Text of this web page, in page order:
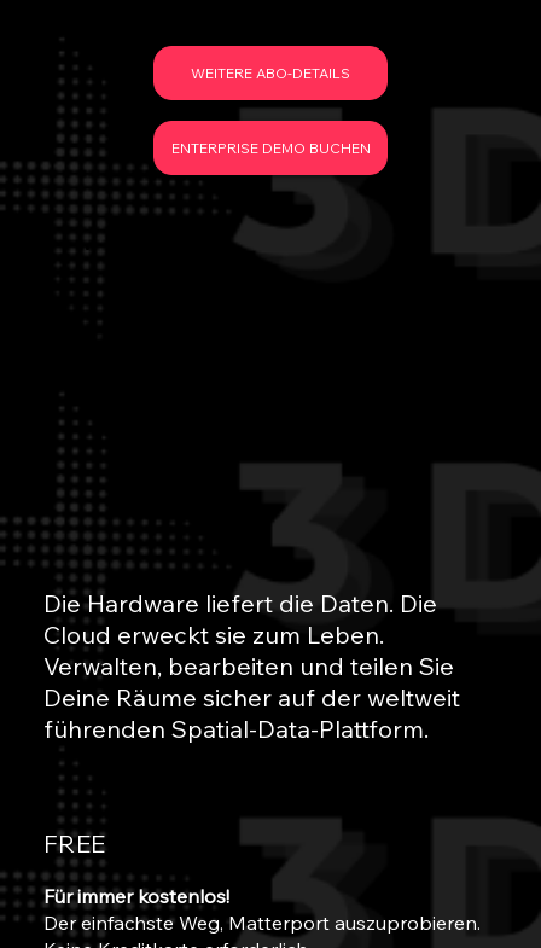
WEITERE ABO-DETAILS
ENTERPRISE DEMO BUCHEN
FREE
Für immer kostenlos!
Der einfachste Weg, Matterport auszuprobieren.
Die Hardware liefert die Daten. Die
Cloud erweckt sie zum Leben.
Verwalten, bearbeiten und teilen Sie
Deine Räume sicher auf der weltweit
führenden Spatial-Data-Plattform.